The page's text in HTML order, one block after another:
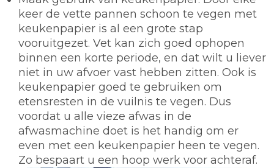
keer de vette pannen schoon te vegen met
keukenpapier is al een grote stap
vooruitgezet. Vet kan zich goed ophopen
binnen een korte periode, en dat wilt u liever
niet in uw afvoer vast hebben zitten. Ook is
keukenpapier goed te gebruiken om
etensresten in de vuilnis te vegen. Dus
voordat u alle vieze afwas in de
afwasmachine doet is het handig om er
even met een keukenpapier heen te vegen.
Zo bespaart u een hoop werk voor achteraf.